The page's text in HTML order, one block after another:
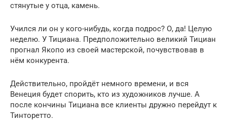
стянутые у отца, камень.
Учился ли он у кого-нибудь, когда подрос? О, да! Целую
неделю. У Тициана. Предположительно великий Тициан
прогнал Якопо из своей мастерской, почувствовав в
нём конкурента.
Действительно, пройдёт немного времени, и вся
Венеция будет спорить, кто из художников лучше. А
после кончины Тициана все клиенты дружно перейдут к
Тинторетто.